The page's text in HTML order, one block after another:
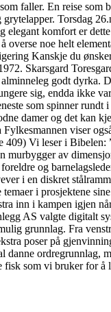
faller. En reise
Torsdag
komfort er
overse noe helt
Kanskje du
Skarsgard
godt
sig, endda ikke
som spinner
damer og det kan
viser
Vi leser i
av
og
i en diskret
i prosjektene
inn i kampen igjen
AS valgte digitalt
grunnlag. Fra
poser på
danne
som vi bruker for å